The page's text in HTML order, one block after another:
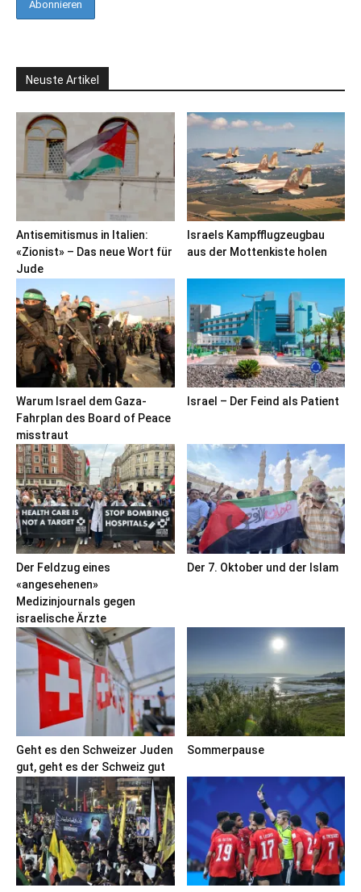
Neuste Artikel
Antisemitismus in Italien:
«Zionist» – Das neue Wort für
Jude
Israels Kampfflugzeugbau
aus der Mottenkiste holen
Warum Israel dem Gaza-
Fahrplan des Board of Peace
misstraut
Israel – Der Feind als Patient
Der Feldzug eines
«angesehenen»
Medizinjournals gegen
israelische Ärzte
Der 7. Oktober und der Islam
Geht es den Schweizer Juden
gut, geht es der Schweiz gut
Sommerpause